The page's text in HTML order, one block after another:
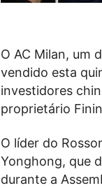
O AC Milan, um
vendido esta
investidores
proprietário
O líder do
Yonghong, que
durante a